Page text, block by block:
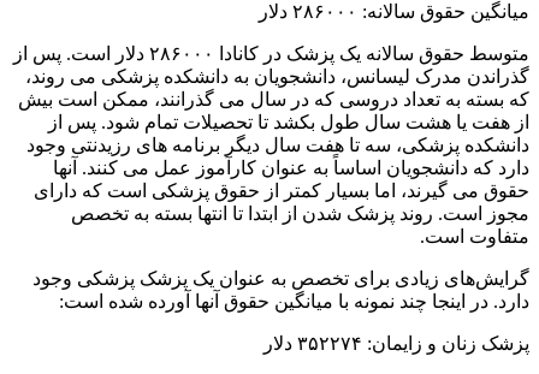
میانگین حقوق سالانه: ۲۸۶۰۰۰ دلار
متوسط ​​حقوق سالانه یک پزشک در کانادا ۲۸۶۰۰۰ دلار است. پس از
گذراندن مدرک لیسانس، دانشجویان به دانشکده پزشکی می روند،
که بسته به تعداد دروسی که در سال می گذرانند، ممکن است بیش
از هفت یا هشت سال طول بکشد تا تحصیلات تمام شود. پس از
دانشکده پزشکی، سه تا هفت سال دیگر برنامه های رزیدنتی وجود
دارد که دانشجویان اساساً به عنوان کارآموز عمل می کنند. آنها
حقوق می گیرند، اما بسیار کمتر از حقوق پزشکی است که دارای
مجوز است. روند پزشک شدن از ابتدا تا انتها بسته به تخصص
متفاوت است.
گرایش‌های زیادی برای تخصص به عنوان یک پزشک پزشکی وجود
دارد. در اینجا چند نمونه با میانگین حقوق آنها آورده شده است:
پزشک زنان و زایمان: ۳۵۲۲۷۴ دلار